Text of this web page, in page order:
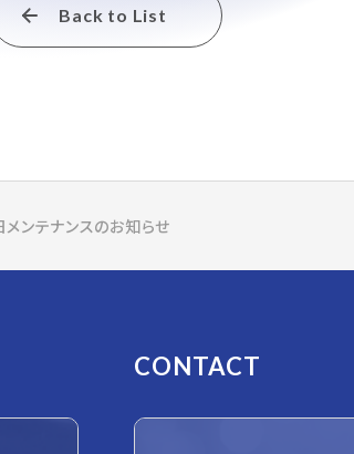
Back to List
ンテナンスのお知らせ
CONTACT